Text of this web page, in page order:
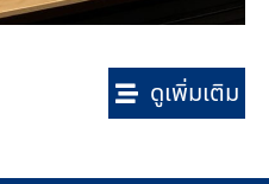
ดูเพิ่มเติม